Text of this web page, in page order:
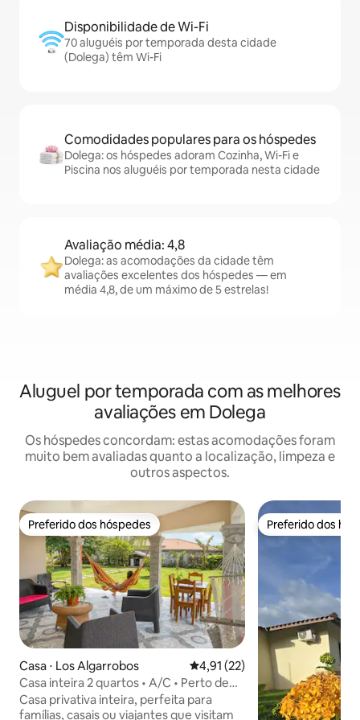
Disponibilidade de Wi-Fi
70 aluguéis por temporada desta cidade
(Dolega) têm Wi-Fi
Comodidades populares para os hóspedes
Dolega: os hóspedes adoram Cozinha, Wi-Fi e
Piscina nos aluguéis por temporada nesta cidade
Avaliação média: 4,8
Dolega: as acomodações da cidade têm
avaliações excelentes dos hóspedes — em
média 4,8, de um máximo de 5 estrelas!
Aluguel por temporada com as melhores
avaliações em Dolega
Os hóspedes concordam: estas acomodações foram
muito bem avaliadas quanto a localização, limpeza e
outros aspectos.
Preferido dos hóspedes
Preferido dos hóspedes
Casa ⋅ Los Algarrobos 4,91 de uma avaliação média
4,91 (22)
Casa inteira 2 quartos • A/C • Perto de
Boquete
Casa privativa inteira, perfeita para
famílias, casais ou viajantes que visitam
Preferido dos
Preferido dos